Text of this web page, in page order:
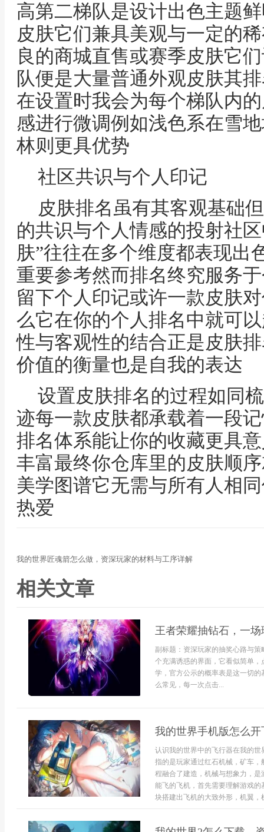
高第二梯队是设计出色主题
皮肤它们兼具美观与一定的
良的商城直售或赛季皮肤它
队便是大量普通外观皮肤其
在设置时我会为每个梯队内
感进行微调例如浅色系在雪
林则更具优势
社区共识与个人印记
皮肤排名虽有其客观基础
的共识与个人情感的投射社
肤”往往在多个维度都表现出
重要参考然而排名终究服务
留下个人印记或许一款皮肤
么它在你的个人排名中就可
性与客观性的结合正是皮肤
价值的衡量也是自我的表达
设置皮肤排名的过程如同
迹每一款皮肤都承载着一段
排名体系能让你的收藏更具
丰富最终你仓库里的皮肤顺
美学图谱它无需与所有人相
热爱
我的世界匠魂箭怎么做，资深玩家的材料与工序详解
相关文章
王者荣耀抽钻石，一
副标题：资深玩家的抽奖心路与
个充满诱惑的界面，它看似简单
学，官方公示的概率表是这一切
么常见，每一次点击...
我的世界手机版怎么
认识我的世界中的飞行器在我的
指的是玩家通过红石机械，矿车
程融合了建造，机械与想象力，
能飞的飞机，首先需要理解游戏
块搭建出飞机的大致外形，机翼，